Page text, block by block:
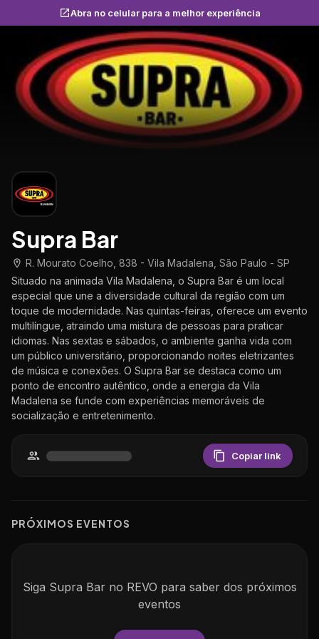
Abra no celular para a melhor experiência
Supra Bar
R. Mourato Coelho, 838 - Vila Madalena, São Paulo - SP
Situado na animada Vila Madalena, o Supra Bar é um local
especial que une a diversidade cultural da região com um
toque de modernidade. Nas quintas-feiras, oferece um evento
multilíngue, atraindo uma mistura de pessoas para praticar
idiomas. Nas sextas e sábados, o ambiente ganha vida com
um público universitário, proporcionando noites eletrizantes
de música e conexões. O Supra Bar se destaca como um
ponto de encontro autêntico, onde a energia da Vila
Madalena se funde com experiências memoráveis de
socialização e entretenimento.
Copiar link
PRÓXIMOS EVENTOS
Siga Supra Barno REVO para saber dos próximos
eventos